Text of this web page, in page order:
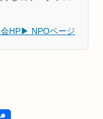
HP ▶ NPOページ